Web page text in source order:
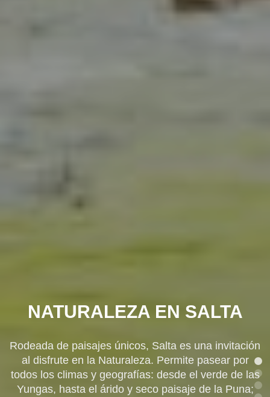
NATURALEZA EN SALTA
Rodeada de paisajes únicos, Salta es una invitación
al disfrute en la Naturaleza. Permite pasear por
todos los climas y geografías: desde el verde de las
Yungas, hasta el árido y seco paisaje de la Puna;
FAVORITOS
ENTRETENIMIENTO EN
SALTA
Salta cuenta con una magnífica vitivinicultura y vinos
reconocidos a nivel mundial. La amplitud térmica, la
calidad de atención, los coloridos paisajes, las
AVENTURA EN SALTA
Para aquellos que les gustan las experiencias al
límite, Salta ofrece amplias propuestas, enmarcadas